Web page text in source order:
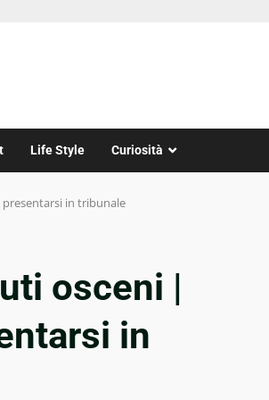
Life Style Curiosità
in tribunale
osceni |
in